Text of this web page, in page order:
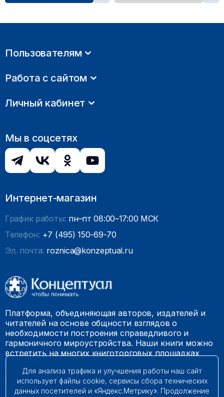
Пользователям
Работа с сайтом
Личный кабинет
Мы в соцсетях
Интернет-магазин
График работы: пн–пт 08:00–17:00 МСК
Телефон: +7 (495) 150-69-70
Эл. почта: roznica@konzeptual.ru
Платформа, объединяющая авторов, издателей и
читателей на основе общности взглядов о
необходимости построения справедливого и
гармоничного мироустройства. Наши книги можно
встретить на многих книготорговых площадках
© 2009 – 2026. Все права защищены.
Для анализа трафика и улучшения работы наш сайт
использует файлы cookie, сервисы сбора технических
данных посетителей и «Яндекс.Метрику». Продолжение